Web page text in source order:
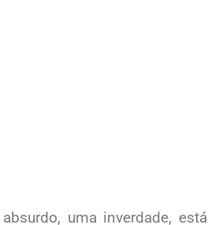
uma inverdade, está